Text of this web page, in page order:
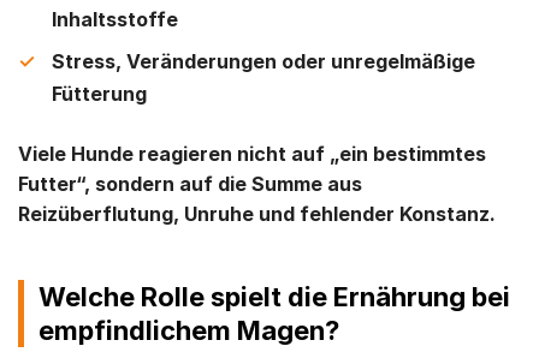
Inhaltsstoffe
Stress, Veränderungen oder unregelmäßige
Fütterung
Viele Hunde reagieren nicht auf „ein bestimmtes
Futter“, sondern auf die Summe aus
Reizüberflutung, Unruhe und fehlender Konstanz.
Welche Rolle spielt die Ernährung bei
empfindlichem Magen?